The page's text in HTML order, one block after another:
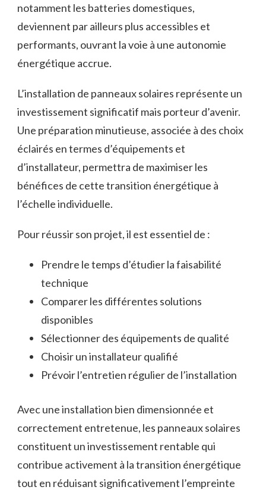
notamment les batteries domestiques,
deviennent par ailleurs plus accessibles et
performants, ouvrant la voie à une autonomie
énergétique accrue.
L’installation de panneaux solaires représente un
investissement significatif mais porteur d’avenir.
Une préparation minutieuse, associée à des choix
éclairés en termes d’équipements et
d’installateur, permettra de maximiser les
bénéfices de cette transition énergétique à
l’échelle individuelle.
Pour réussir son projet, il est essentiel de :
Prendre le temps d’étudier la faisabilité
technique
Comparer les différentes solutions
disponibles
Sélectionner des équipements de qualité
Choisir un installateur qualifié
Prévoir l’entretien régulier de l’installation
Avec une installation bien dimensionnée et
correctement entretenue, les panneaux solaires
constituent un investissement rentable qui
contribue activement à la transition énergétique
tout en réduisant significativement l’empreinte